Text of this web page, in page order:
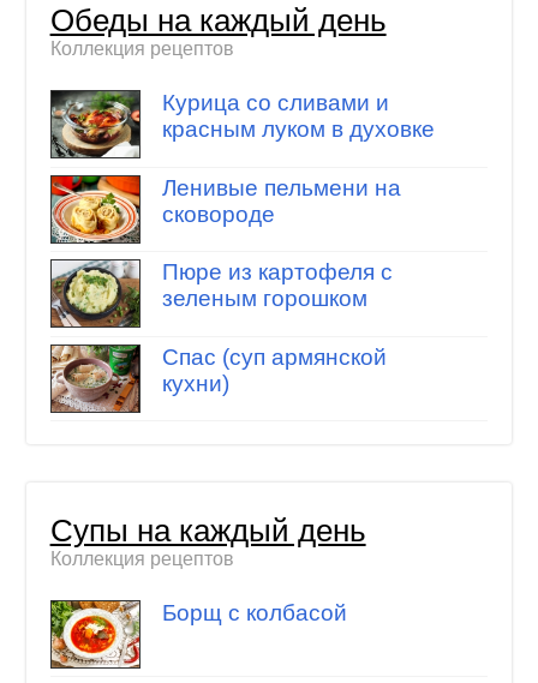
Обеды на каждый день
Коллекция рецептов
Курица со сливами и
красным луком в духовке
Ленивые пельмени на
сковороде
Пюре из картофеля с
зеленым горошком
Спас (суп армянской
кухни)
Супы на каждый день
Коллекция рецептов
Борщ с колбасой